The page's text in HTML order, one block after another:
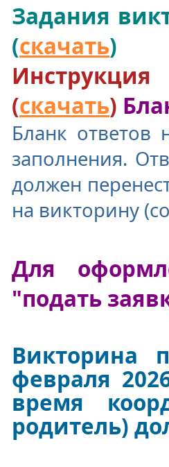
Задания
(скачать)
(скачать)
Бланк ответов
заполнения.
должен
на викторину
Для
"подать
Викторина
февраля
время
родитель)